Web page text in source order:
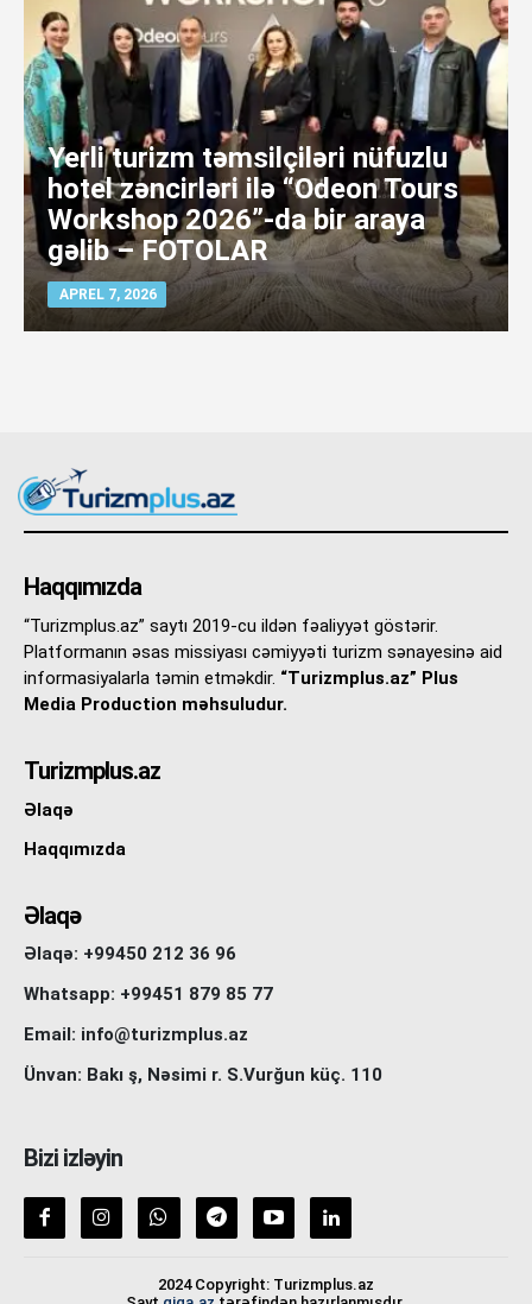
Yerli turizm təmsilçiləri nüfuzlu
hotel zəncirləri ilə “Odeon Tours
Workshop 2026”-da bir araya
gəlib – FOTOLAR
APREL 7, 2026
Haqqımızda
“Turizmplus.az” saytı 2019-cu ildən fəaliyyət göstərir.
Platformanın əsas missiyası cəmiyyəti turizm sənayesinə aid
informasiyalarla təmin etməkdir. “Turizmplus.az” Plus
Media Production məhsuludur.
Turizmplus.az
Əlaqə
Haqqımızda
Əlaqə
Əlaqə: +99450 212 36 96
Whatsapp: +99451 879 85 77
Email: info@turizmplus.az
Ünvan: Bakı ş, Nəsimi r. S.Vurğun küç. 110
Bizi izləyin
2024 Copyright: Turizmplus.az